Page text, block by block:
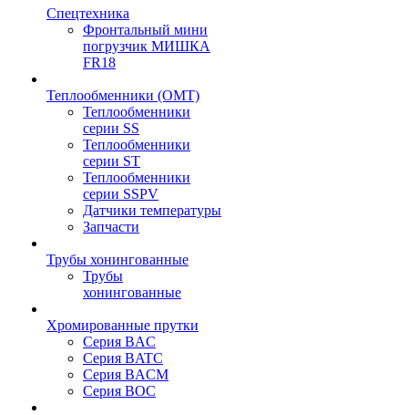
Спецтехника
Фронтальный мини
погрузчик МИШКА
FR18
Теплообменники (OMT)
Теплообменники
серии SS
Теплообменники
серии ST
Теплообменники
серии SSPV
Датчики температуры
Запчасти
Трубы хонингованные
Трубы
хонингованные
Хромированные прутки
Серия BAC
Серия BATC
Серия BACM
Серия BOC